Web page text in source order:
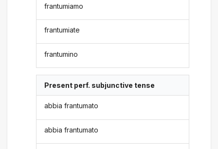
frantumiamo
frantumiate
frantumino
Present perf. subjunctive tense
abbia frantumato
abbia frantumato